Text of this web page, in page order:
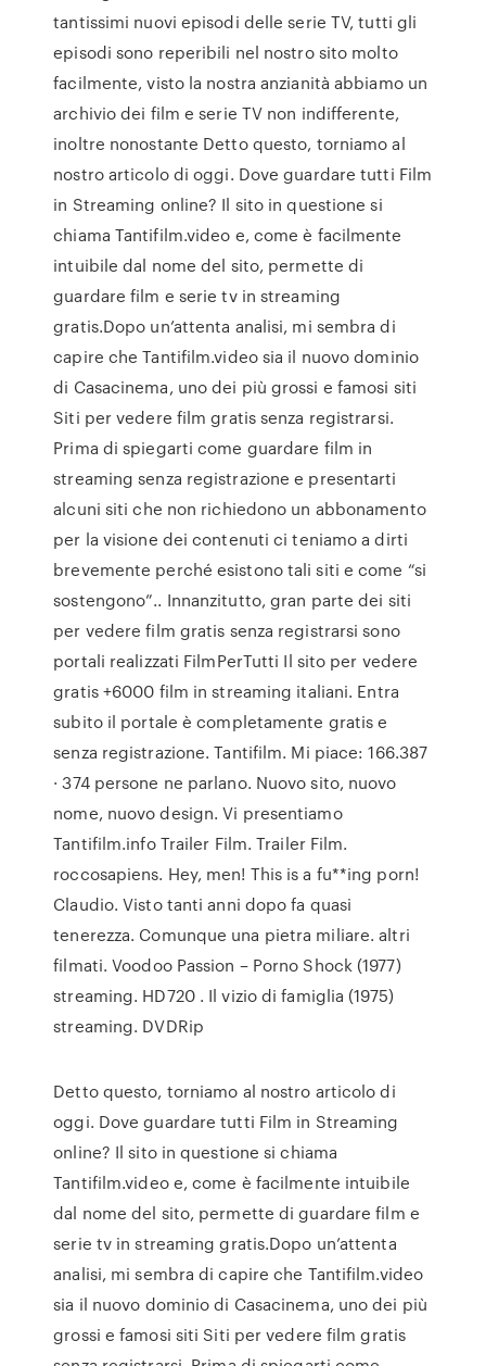
tantissimi nuovi episodi delle serie TV, tutti gli
episodi sono reperibili nel nostro sito molto
facilmente, visto la nostra anzianità abbiamo un
archivio dei film e serie TV non indifferente,
inoltre nonostante Detto questo, torniamo al
nostro articolo di oggi. Dove guardare tutti Film
in Streaming online? Il sito in questione si
chiama Tantifilm.video e, come è facilmente
intuibile dal nome del sito, permette di
guardare film e serie tv in streaming
gratis.Dopo un’attenta analisi, mi sembra di
capire che Tantifilm.video sia il nuovo dominio
di Casacinema, uno dei più grossi e famosi siti
Siti per vedere film gratis senza registrarsi.
Prima di spiegarti come guardare film in
streaming senza registrazione e presentarti
alcuni siti che non richiedono un abbonamento
per la visione dei contenuti ci teniamo a dirti
brevemente perché esistono tali siti e come “si
sostengono”.. Innanzitutto, gran parte dei siti
per vedere film gratis senza registrarsi sono
portali realizzati FilmPerTutti Il sito per vedere
gratis +6000 film in streaming italiani. Entra
subito il portale è completamente gratis e
senza registrazione. Tantifilm. Mi piace: 166.387
· 374 persone ne parlano. Nuovo sito, nuovo
nome, nuovo design. Vi presentiamo
Tantifilm.info Trailer Film. Trailer Film.
roccosapiens. Hey, men! This is a fu**ing porn!
Claudio. Visto tanti anni dopo fa quasi
tenerezza. Comunque una pietra miliare. altri
filmati. Voodoo Passion – Porno Shock (1977)
streaming. HD720 . Il vizio di famiglia (1975)
streaming. DVDRip
Detto questo, torniamo al nostro articolo di
oggi. Dove guardare tutti Film in Streaming
online? Il sito in questione si chiama
Tantifilm.video e, come è facilmente intuibile
dal nome del sito, permette di guardare film e
serie tv in streaming gratis.Dopo un’attenta
analisi, mi sembra di capire che Tantifilm.video
sia il nuovo dominio di Casacinema, uno dei più
grossi e famosi siti Siti per vedere film gratis